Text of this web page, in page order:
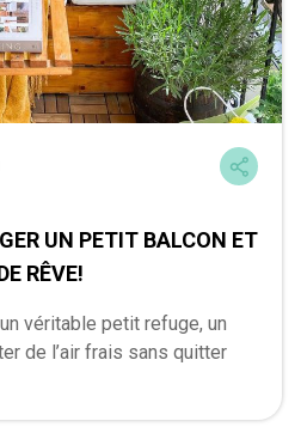
UN PETIT BALCON ET
RÊVE!
véritable petit refuge, un
de l’air frais sans quitter